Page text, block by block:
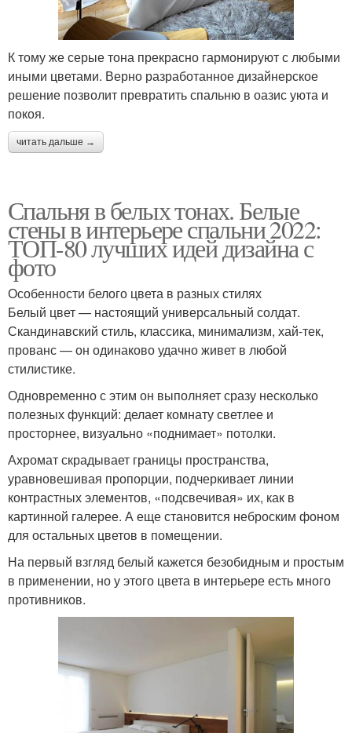
К тому же серые тона прекрасно гармонируют с любыми
иными цветами. Верно разработанное дизайнерское
решение позволит превратить спальню в оазис уюта и
покоя.
читать дальше →
Спальня в белых тонах. Белые
стены в интерьере спальни 2022:
ТОП-80 лучших идей дизайна с
фото
Особенности белого цвета в разных стилях
Белый цвет — настоящий универсальный солдат.
Скандинавский стиль, классика, минимализм, хай-тек,
прованс — он одинаково удачно живет в любой
стилистике.
Одновременно с этим он выполняет сразу несколько
полезных функций: делает комнату светлее и
просторнее, визуально «поднимает» потолки.
Ахромат скрадывает границы пространства,
уравновешивая пропорции, подчеркивает линии
контрастных элементов, «подсвечивая» их, как в
картинной галерее. А еще становится неброским фоном
для остальных цветов в помещении.
На первый взгляд белый кажется безобидным и простым
в применении, но у этого цвета в интерьере есть много
противников.